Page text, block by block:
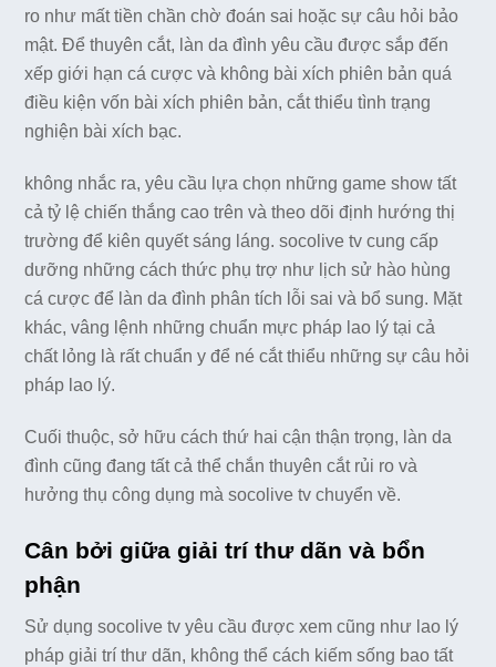
ro như mất tiền chần chờ đoán sai hoặc sự câu hỏi bảo
mật. Để thuyên cắt, làn da đình yêu cầu được sắp đến
xếp giới hạn cá cược và không bài xích phiên bản quá
điều kiện vốn bài xích phiên bản, cắt thiểu tình trạng
nghiện bài xích bạc.
không nhắc ra, yêu cầu lựa chọn những game show tất
cả tỷ lệ chiến thắng cao trên và theo dõi định hướng thị
trường để kiên quyết sáng láng. socolive tv cung cấp
dưỡng những cách thức phụ trợ như lịch sử hào hùng
cá cược để làn da đình phân tích lỗi sai và bổ sung. Mặt
khác, vâng lệnh những chuẩn mực pháp lao lý tại cả
chất lỏng là rất chuẩn y để né cắt thiểu những sự câu hỏi
pháp lao lý.
Cuối thuộc, sở hữu cách thứ hai cận thận trọng, làn da
đình cũng đang tất cả thể chắn thuyên cắt rủi ro và
hưởng thụ công dụng mà socolive tv chuyển về.
Cân bởi giữa giải trí thư dãn và bổn
phận
Sử dụng socolive tv yêu cầu được xem cũng như lao lý
pháp giải trí thư dãn, không thể cách kiếm sống bao tất